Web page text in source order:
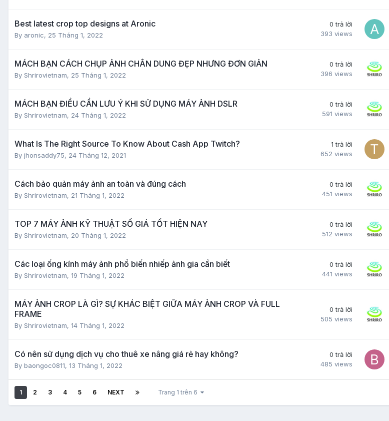
Best latest crop top designs at Aronic
By aronic, 25 Tháng 1, 2022
0 trả lời
393 views
MÁCH BẠN CÁCH CHỤP ẢNH CHÂN DUNG ĐẸP NHƯNG ĐƠN GIẢN
By Shrirovietnam, 25 Tháng 1, 2022
0 trả lời
396 views
MÁCH BẠN ĐIỀU CẦN LƯU Ý KHI SỬ DỤNG MÁY ẢNH DSLR
By Shrirovietnam, 24 Tháng 1, 2022
0 trả lời
591 views
What Is The Right Source To Know About Cash App Twitch?
By jhonsaddy75, 24 Tháng 12, 2021
1 trả lời
652 views
Cách bảo quản máy ảnh an toàn và đúng cách
By Shrirovietnam, 21 Tháng 1, 2022
0 trả lời
451 views
TOP 7 MÁY ẢNH KỸ THUẬT SỐ GIÁ TỐT HIỆN NAY
By Shrirovietnam, 20 Tháng 1, 2022
0 trả lời
512 views
Các loại ống kính máy ảnh phổ biến nhiếp ảnh gia cần biết
By Shrirovietnam, 19 Tháng 1, 2022
0 trả lời
441 views
MÁY ẢNH CROP LÀ GÌ? SỰ KHÁC BIỆT GIỮA MÁY ẢNH CROP VÀ FULL
FRAME
By Shrirovietnam, 14 Tháng 1, 2022
0 trả lời
505 views
Có nên sử dụng dịch vụ cho thuê xe nâng giá rẻ hay không?
By baongoc0811, 13 Tháng 1, 2022
0 trả lời
485 views
1 2 3 4 5 6 NEXT Trang 1 trên 6